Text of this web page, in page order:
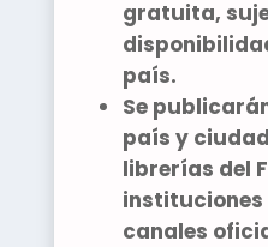
gratuita,
país.
Se
país y
librerías del
canales